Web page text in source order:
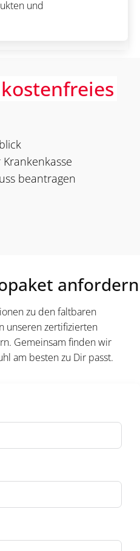
und
kostenfreies
beantragen
anfordern
zu den faltbaren
unseren zertifizierten
Gemeinsam finden wir
am besten zu Dir passt.